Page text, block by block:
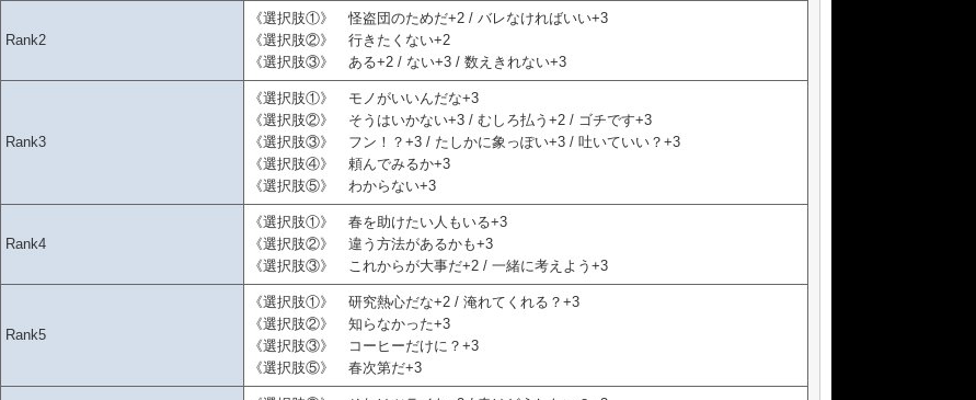
Rank2
《選択肢①》 怪盗団のためだ+2 / バレなければいい+3
《選択肢②》 行きたくない+2
《選択肢③》 ある+2 / ない+3 / 数えきれない+3
Rank3
《選択肢①》 モノがいいんだな+3
《選択肢②》 そうはいかない+3 / むしろ払う+2 / ゴチです+3
《選択肢③》 フン！？+3 / たしかに象っぽい+3 / 吐いていい？+3
《選択肢④》 頼んでみるか+3
《選択肢⑤》 わからない+3
Rank4
《選択肢①》 春を助けたい人もいる+3
《選択肢②》 違う方法があるかも+3
《選択肢③》 これからが大事だ+2 / 一緒に考えよう+3
Rank5
《選択肢①》 研究熱心だな+2 / 淹れてくれる？+3
《選択肢②》 知らなかった+3
《選択肢③》 コーヒーだけに？+3
《選択肢⑤》 春次第だ+3